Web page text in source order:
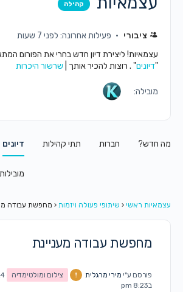
קהילה
ציבורי
פעילות אחרונה: לפני 7 שעות
עצמאיות! ליצירת דיון חדש בחרי את הפורום
דיונים" . רוצות להכיר אותך | שרשור היכרות
מובילה:
מה חדש? חברות תתי קהילות דיונים
עצמאיות ראשי ‹ שיתופי פעולה ויזמות ‹ מחפשת עבודה
מחפשת עבודה מעניינת
פורסם ע"ימירי מרגלית צילום ומולטימדיה
ב8:23 pm